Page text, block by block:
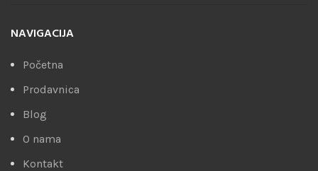
NAVIGACIJA
Početna
Prodavnica
Blog
O nama
Kontakt